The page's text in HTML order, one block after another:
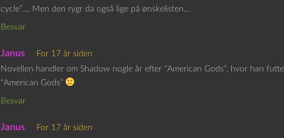
cycle”…. Men den rygr da også lige på ønskelisten…
Besvar
Janus
For 17 år siden
Novellen handler om Shadow nogle år efter “American Gods”, hvor han
“American Gods”
Besvar
Janus
For 17 år siden